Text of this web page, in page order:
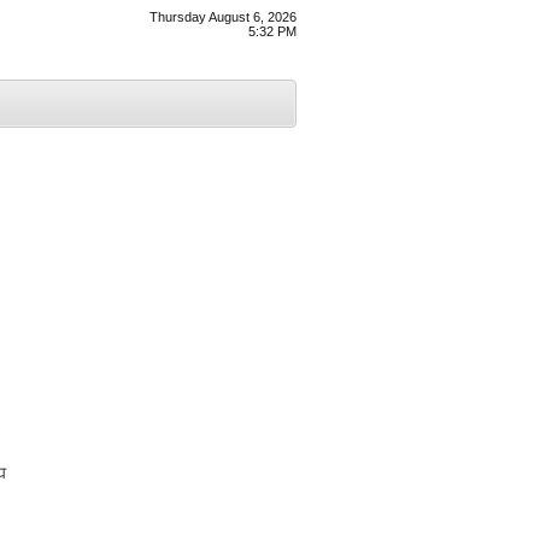
Thursday August 6, 2026
5:32 PM